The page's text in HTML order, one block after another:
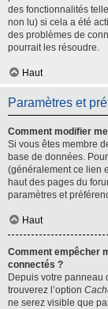
des fonctionnalités
non lu) si cela a été
des problèmes de
pourrait les résoudre.
Haut
Paramètres et
Comment modifier
Si vous êtes membre
base de données.
(généralement ce lien
haut des pages du
paramètres et
Haut
Comment empêcher
connectés ?
Depuis votre panneau
trouverez l’option
ne serez visible que